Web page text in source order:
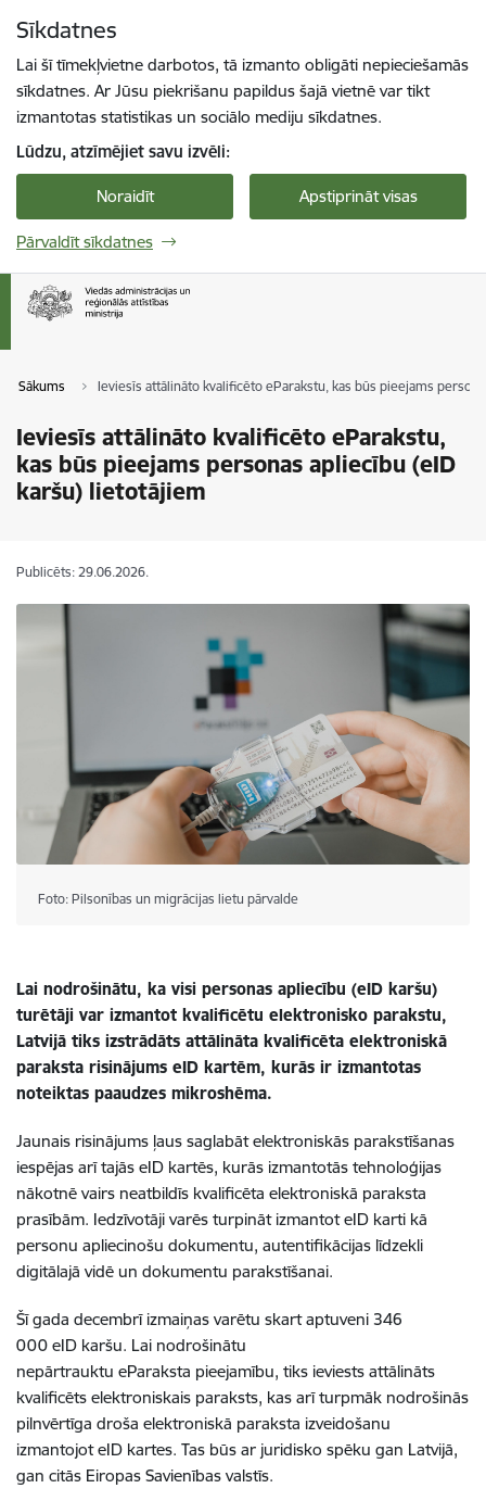
Sīkdatnes
Lai šī tīmekļvietne darbotos, tā izmanto obligāti nepieciešamās
sīkdatnes. Ar Jūsu piekrišanu papildus šajā vietnē var tikt
izmantotas statistikas un sociālo mediju sīkdatnes.
Lūdzu, atzīmējiet savu izvēli:
Noraidīt Apstiprināt visas
Pārvaldīt sīkdatnes
Sākums Ieviesīs attālināto kvalificēto eParakstu, kas būs pieejams
Ieviesīs attālināto kvalificēto eParakstu,
kas būs pieejams personas apliecību (eID
karšu) lietotājiem
Publicēts: 29.06.2026.
Foto: Pilsonības un migrācijas lietu pārvalde
Lai nodrošinātu, ka visi personas apliecību (eID karšu)
turētāji var izmantot kvalificētu elektronisko parakstu,
Latvijā tiks izstrādāts attālināta kvalificēta elektroniskā
paraksta risinājums eID kartēm, kurās ir izmantotas
noteiktas paaudzes mikroshēma.
Jaunais risinājums ļaus saglabāt elektroniskās parakstīšanas
iespējas arī tajās eID kartēs, kurās izmantotās tehnoloģijas
nākotnē vairs neatbildīs kvalificēta elektroniskā paraksta
prasībām. Iedzīvotāji varēs turpināt izmantot eID karti kā
personu apliecinošu dokumentu, autentifikācijas līdzekli
digitālajā vidē un dokumentu parakstīšanai.
Šī gada decembrī izmaiņas varētu skart aptuveni 346
000 eID karšu. Lai nodrošinātu
nepārtrauktu eParaksta pieejamību, tiks ieviests attālināts
kvalificēts elektroniskais paraksts, kas arī turpmāk nodrošinās
pilnvērtīga droša elektroniskā paraksta izveidošanu
izmantojot eID kartes. Tas būs ar juridisko spēku gan Latvijā,
gan citās Eiropas Savienības valstīs.